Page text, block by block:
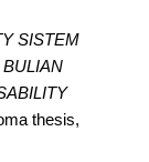
SISTEM
thesis,